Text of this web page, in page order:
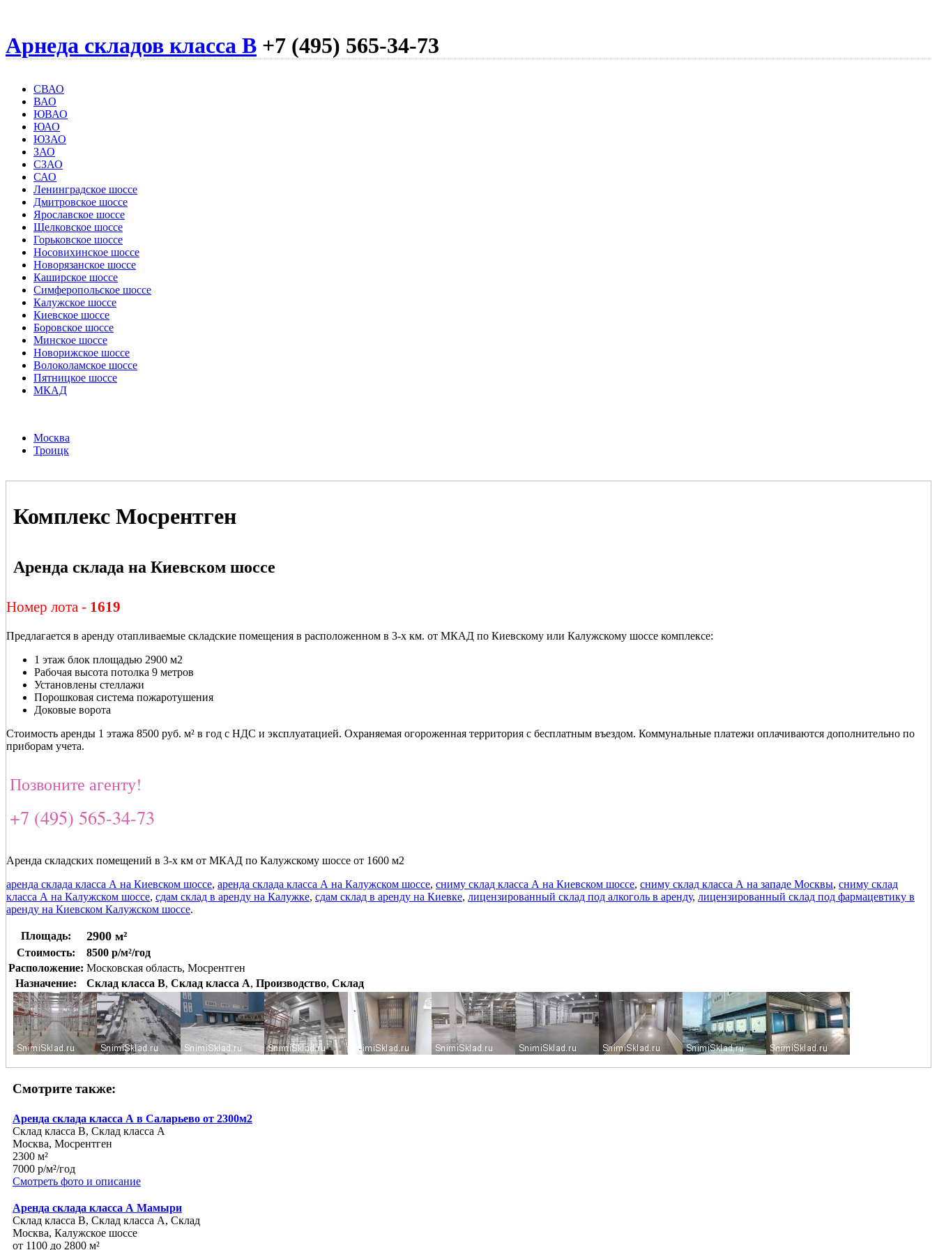
Арнеда складов класса B +7 (495) 565-34-73
СВАО
ВАО
ЮВАО
ЮАО
ЮЗАО
ЗАО
СЗАО
САО
Ленинградское шоссе
Дмитровское шоссе
Ярославское шоссе
Щелковское шоссе
Горьковское шоссе
Носовихинское шоссе
Новорязанское шоссе
Каширское шоссе
Симферопольское шоссе
Калужское шоссе
Киевское шоссе
Боровское шоссе
Минское шоссе
Новорижское шоссе
Волоколамское шоссе
Пятницкое шоссе
МКАД
Москва
Троицк
Комплекс Мосрентген
Аренда склада на Киевском шоссе
Номер лота - 1619
Предлагается в аренду отапливаемые складские помещения в расположенном в 3-х км. от МКАД по Киевскому или Калужскому шоссе комплексе:
1 этаж блок площадью 2900 м2
Рабочая высота потолка 9 метров
Установлены стеллажи
Порошковая система пожаротушения
Доковые ворота
Стоимость аренды 1 этажа 8500 руб. м² в год с НДС и эксплуатацией. Охраняемая огороженная территория с бесплатным въездом. Коммунальные платежи оплачиваются дополнительно по
приборам учета.
Позвоните агенту!
+7 (495) 565-34-73
Аренда складских помещений в 3-х км от МКАД по Калужскому шоссе от 1600 м2
аренда склада класса А на Киевском шоссе, аренда склада класса А на Калужском шоссе, сниму склад класса А на Киевском шоссе, сниму склад класса А на западе Москвы, сниму склад
класса А на Калужском шоссе, сдам склад в аренду на Калужке, сдам склад в аренду на Киевке, лицензированный склад под алкоголь в аренду, лицензированный склад под фармацевтику в
аренду на Киевском Калужском шоссе.
Площадь: 2900 м²
Стоимость:
8500 р/м²/год
Расположение: Московская область, Мосрентген
Назначение:
Склад класса B, Склад класса A, Производство, Склад
Смотрите также:
Аренда склада класса А в Саларьево от 2300м2
Склад класса B, Склад класса A
Москва, Мосрентген
2300 м²
7000 р/м²/год
Смотреть фото и описание
Аренда склада класса А Мамыри
Склад класса B, Склад класса A, Склад
Москва, Калужское шоссе
от 1100 до 2800 м²